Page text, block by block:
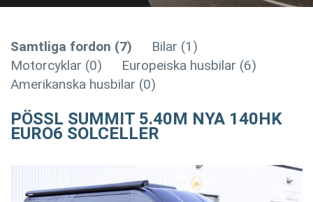
Samtliga fordon (7)
Bilar (1)
Motorcyklar (0)
Europeiska husbilar (6)
Amerikanska husbilar (0)
PÖSSL SUMMIT 5.40M NYA 140HK
EURO6 SOLCELLER